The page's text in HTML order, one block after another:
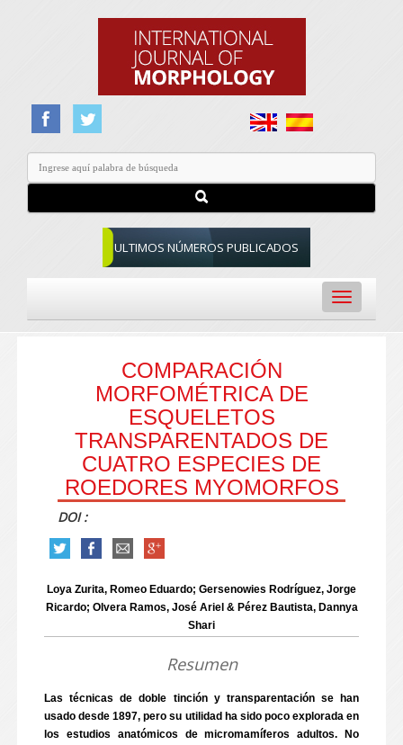
ULTIMOS NÚMEROS PUBLICADOS
Toggle
navigation
COMPARACIÓN
MORFOMÉTRICA DE
ESQUELETOS
TRANSPARENTADOS DE
CUATRO ESPECIES DE
ROEDORES MYOMORFOS
DOI :
Loya Zurita, Romeo Eduardo; Gersenowies Rodríguez, Jorge
Ricardo; Olvera Ramos, José Ariel & Pérez Bautista, Dannya
Shari
Resumen
Las técnicas de doble tinción y transparentación se han
usado desde 1897, pero su utilidad ha sido poco explorada en
los estudios anatómicos de micromamíferos adultos. No